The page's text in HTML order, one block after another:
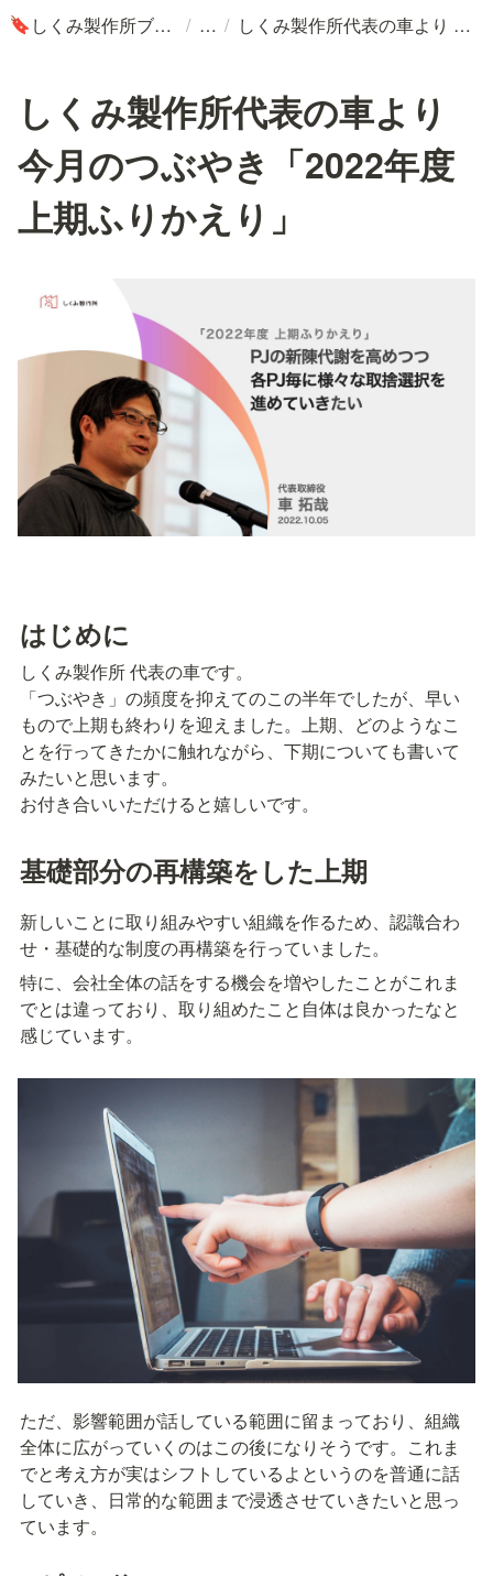
🔖 しくみ製作所ブログ / / しくみ製作所代表の車より 今月のつぶやき「2022年度 上期ふりかえり」
しくみ製作所代表の車より
今月のつぶやき「2022年度
上期ふりかえり」
はじめに
しくみ製作所 代表の車です。
「つぶやき」の頻度を抑えてのこの半年でしたが、早い
もので上期も終わりを迎えました。上期、どのようなこ
とを行ってきたかに触れながら、下期についても書いて
みたいと思います。
お付き合いいただけると嬉しいです。
基礎部分の再構築をした上期
新しいことに取り組みやすい組織を作るため、認識合わ
せ・基礎的な制度の再構築を行っていました。
特に、会社全体の話をする機会を増やしたことがこれま
でとは違っており、取り組めたこと自体は良かったなと
感じています。
ただ、影響範囲が話している範囲に留まっており、組織
全体に広がっていくのはこの後になりそうです。これま
でと考え方が実はシフトしているよというのを普通に話
していき、日常的な範囲まで浸透させていきたいと思っ
ています。